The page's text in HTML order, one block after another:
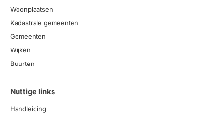
Woonplaatsen
Kadastrale gemeenten
Gemeenten
Wijken
Buurten
Nuttige links
Handleiding